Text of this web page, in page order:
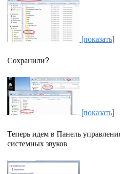
[показать]
Сохранили?
[показать]
Теперь идем в Панель
системных звуков